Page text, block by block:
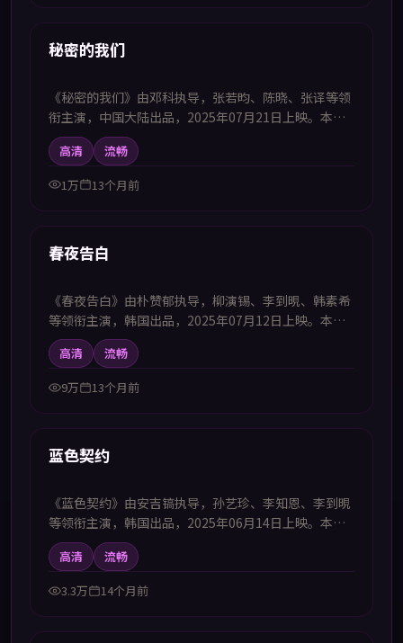
新上
秘密的我们
《秘密的我们》由邓科执导，张若昀、陈晓、张译等领
衔主演，中国大陆出品，2025年07月21日上映。本剧
集提供中韩双语字幕，支持1080P高清播放，属喜剧题
材，用轻松幽默化解生活困境并传递温暖力量，适合喜
欢中韩字幕电视剧高清播放的观众追看。
高清
流畅
1万
13个月前
新上
春夜告白
《春夜告白》由朴赞郁执导，柳演锡、李到晛、韩素希
等领衔主演，韩国出品，2025年07月12日上映。本剧
集提供中韩双语字幕，支持1080P高清播放，属科幻题
材，以奇想世界观承载对现实的隐喻思考，适合喜欢中
韩字幕电视剧高清播放的观众追看。
高清
流畅
9万
13个月前
新上
蓝色契约
《蓝色契约》由安吉镐执导，孙艺珍、李知恩、李到晛
等领衔主演，韩国出品，2025年06月14日上映。本影
片提供中韩双语字幕，支持1080P高清播放，属剧情题
材，以家庭与事业双线叙事呈现生活质感，适合喜欢中
韩字幕电视剧高清播放的观众追看。
高清
流畅
3.3万
14个月前